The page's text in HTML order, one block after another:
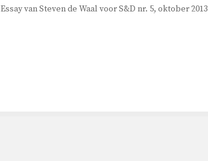
Essay van Steven de Waal voor S&D nr. 5, oktober 2013